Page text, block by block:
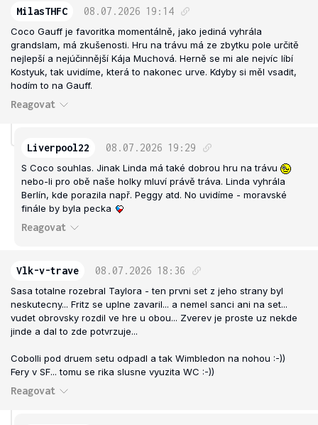
MilasTHFC 08.07.2026 19:14
Coco Gauff je favoritka momentálně, jako jediná vyhrála
grandslam, má zkušenosti. Hru na trávu má ze zbytku pole určitě
nejlepší a nejúčinnější Kája Muchová. Herně se mi ale nejvíc líbí
Kostyuk, tak uvidíme, která to nakonec urve. Kdyby si měl vsadit,
hodím to na Gauff.
Reagovat
Liverpool22 08.07.2026 19:29
S Coco souhlas. Jinak Linda má také dobrou hru na trávu
nebo-li pro obě naše holky mluví právě tráva. Linda vyhrála
Berlín, kde porazila např. Peggy atd. No uvidíme - moravské
finále by byla pecka
Reagovat
Vlk-v-trave 08.07.2026 18:36
Sasa totalne rozebral Taylora - ten prvni set z jeho strany byl
neskutecny... Fritz se uplne zavaril... a nemel sanci ani na set...
vudet obrovsky rozdil ve hre u obou... Zverev je proste uz nekde
jinde a dal to zde potvrzuje...
Cobolli pod druem setu odpadl a tak Wimbledon na nohou :-))
Fery v SF... tomu se rika slusne vyuzita WC :-))
Reagovat